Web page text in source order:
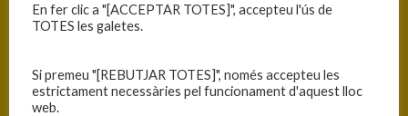
09/11/2024 12:00
En fer clic a "[ACCEPTAR TOTES]", accepteu l'ús de
TOTES les galetes.
Si premeu "[REBUTJAR TOTES]", només accepteu les
estrictament necessàries pel funcionament d'aquest lloc
web.